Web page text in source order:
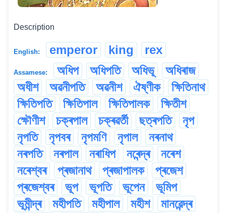
Description
English: emperor king rex
Assamese: অধিপ অধিপতি অধিভূ
অধিৰাজ
অধীশ
অৱনীপতি অৱনীশ ঐষ্ণীক
ক্ষিতিনাথ
ক্ষিতিপতি
ক্ষিতিপাল ক্ষিতিপালক
ক্ষিতীশ
ক্ষৌণীশ
চক্ৰপাল চক্ৰৱৰ্তী ছত্ৰপতি
নৃপ
নৃপতি
নৃপবৰ নৃপমণি নৃপাল
নৰনাথ
নৰপতি
নৰপাল নৰাধিপ নৰেন্দ্ৰ
নৰেশ
নৰেশ্বৰ
প্ৰজানাথ প্ৰজাপালক
প্ৰজেশ
প্ৰজেশ্বৰ
ভূপ ভূপতি ভূপেন
ভূমিপ
ভূমীন্দ্ৰ
মহীপতি মহীপাল মহীশ
মানৱেন্দ্ৰ